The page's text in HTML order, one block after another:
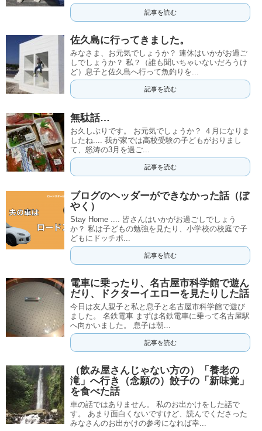
記事を読む
佐久島に行ってきました。
みなさま、お元気でしょうか？ 連休はいかがお過ご
しでしょうか？ 私？（誰も聞いちゃいないだろうけ
ど）息子と佐久島へ行って魚釣りを...
記事を読む
無駄話…
お久しぶりです。 お元気でしょうか？ ４月になりま
したね.... 我が家では高校受験の子どもがおりまし
て、怒涛の3月を過ご...
記事を読む
ブログのヘッダーができなかった話（ぼ
やく）
Stay Home .... 皆さんはいかがお過ごしでしょう
か？ 私は子どもの勉強を見たり、小学校の校庭で子
どもにドッチボ...
記事を読む
電車に乗ったり、名古屋市科学館で遊ん
だり、ドクターイエローを見たりした話
今日は友人親子と私と息子と名古屋市科学館で遊び
ました。 名鉄電車 まずは名鉄電車に乗って名古屋駅
へ向かいました。 息子は朝...
記事を読む
（飲み屋さんじゃない方の）「養老の
滝」へ行き（念願の）餃子の「新味覚」
を食べた話
車の話ではありません。 私のお出かけをした話で
す。 あまり面白くないですけど、読んでくださった
みなさんのお出かけの参考になれば幸...